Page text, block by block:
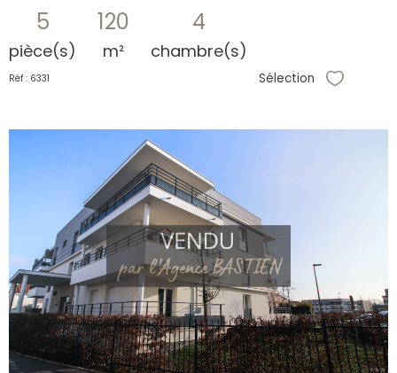
5
pièce(s)
120
m²
4
chambre(s)
Réf : 6331 Sélection
voir le
bien